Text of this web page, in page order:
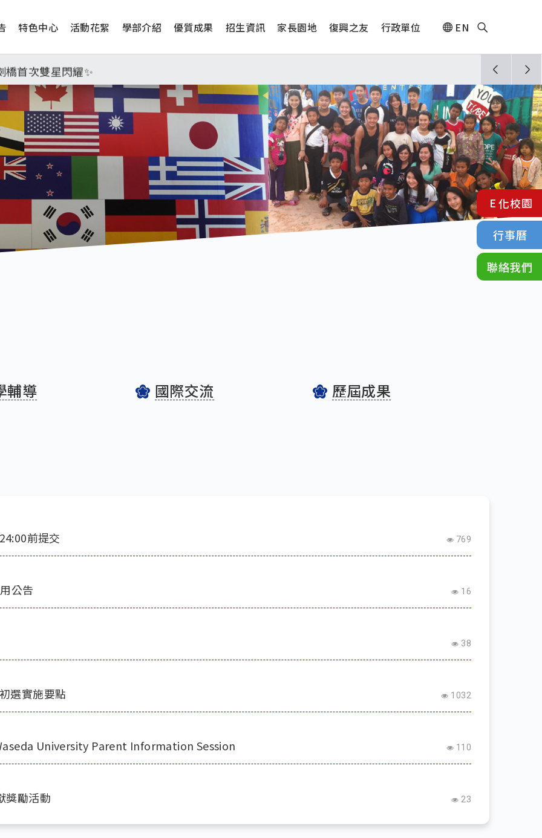
特色中心 活動花絮 學部介紹 優質成果 招生資訊 家長園地 復興之友 行政單位 EN
首次雙星閃耀✨
錄取標準、62%達台大錄取標準。各組合4科60級分9人🎊
本校連續兩年錄取世界第一學府！
前提交 769
公告 16
38
選實施要點 1032
University Parent Information Session 110
獎勵活動 23
輔導 國際交流 歷屆成果
E化校園
行事曆
聯絡我們